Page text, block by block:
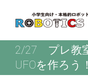
content
2/27 プレ教
UFOを作ろう